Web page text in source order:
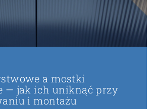
a mostki
— jak ich uniknąć przy
i montażu